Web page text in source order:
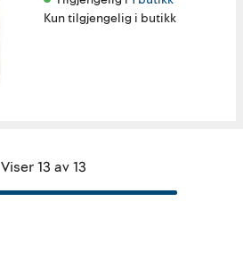
Kun tilgjengelig i butikk
Viser 13 av 13